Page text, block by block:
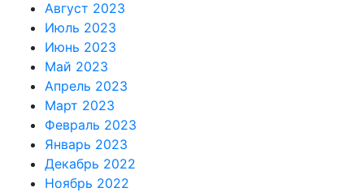
Август 2023
Июль 2023
Июнь 2023
Май 2023
Апрель 2023
Март 2023
Февраль 2023
Январь 2023
Декабрь 2022
Ноябрь 2022